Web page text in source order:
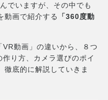
でいますが、その中でも
動画で紹介する
「360度動
動画」の違いから、８つ
り方、カメラ選びのポイ
徹底的に解説していきま